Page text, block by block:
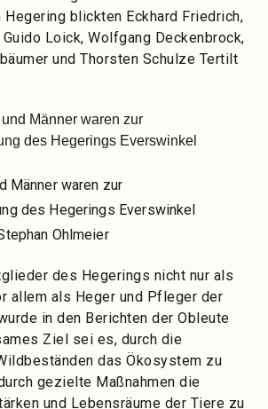
blickten Eckhard Friedrich,
Guido Loick, Wolfgang Deckenbrock,
und Thorsten Schulze Tertilt
Männer waren zur
des Hegerings Everswinkel
Ohlmeier
des Hegerings nicht nur als
allem als Heger und Pfleger der
in den Berichten der Obleute
Ziel sei es, durch die
das Ökosystem zu
gezielte Maßnahmen die
und Lebensräume der Tiere zu